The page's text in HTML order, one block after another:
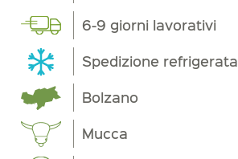
6-9 giorni lavorativi
Spedizione refrigerata
Bolzano
Mucca